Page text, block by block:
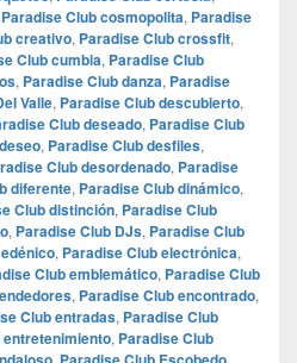
Paradise Club cosmopolita, Paradise
creativo, Paradise Club crossfit,
Club cumbia, Paradise Club
, Paradise Club danza, Paradise
Valle, Paradise Club descubierto,
Club deseado, Paradise Club
, Paradise Club desfiles,
Club desordenado, Paradise
diferente, Paradise Club dinámico,
Club distinción, Paradise Club
, Paradise Club DJs, Paradise Club
, Paradise Club electrónica,
Club emblemático, Paradise Club
, Paradise Club encontrado,
Club entradas, Paradise Club
entretenimiento, Paradise Club